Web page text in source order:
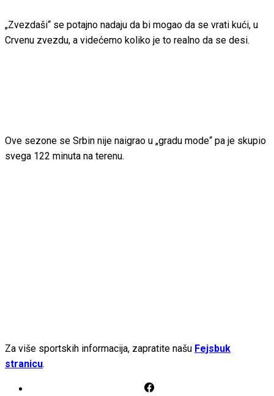
„Zvezdaši“ se potajno nadaju da bi mogao da se vrati kući, u
Crvenu zvezdu, a videćemo koliko je to realno da se desi.
Ove sezone se Srbin nije naigrao u „gradu mode“ pa je skupio
svega 122 minuta na terenu.
Za više sportskih informacija, zapratite našu Fejsbuk
stranicu.